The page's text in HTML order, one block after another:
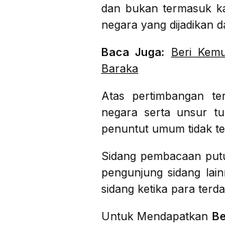
dan bukan termasuk
negara yang dijadikan
Baca Juga: Beri
Baraka
Atas pertimbangan
negara serta unsur
penuntut umum tidak
Sidang pembacaan
pengunjung sidang
sidang ketika para
Untuk Mendapatkan